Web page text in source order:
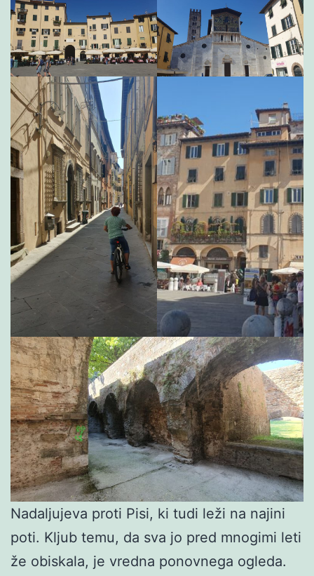
Nadaljujeva proti Pisi, ki tudi leži na najini
poti. Kljub temu, da sva jo pred mnogimi leti
že obiskala, je vredna ponovnega ogleda.